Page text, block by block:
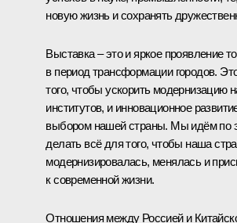
новую жизнь и сохранять
Выставка – это и яркое проявление
в период трансформации городов.
того, чтобы ускорить модернизацию
институтов, и инновационное
выбором нашей страны. Мы идём по
делать всё для того, чтобы наша
модернизировалась, менялась и
к современной жизни.
Отношения между Россией и